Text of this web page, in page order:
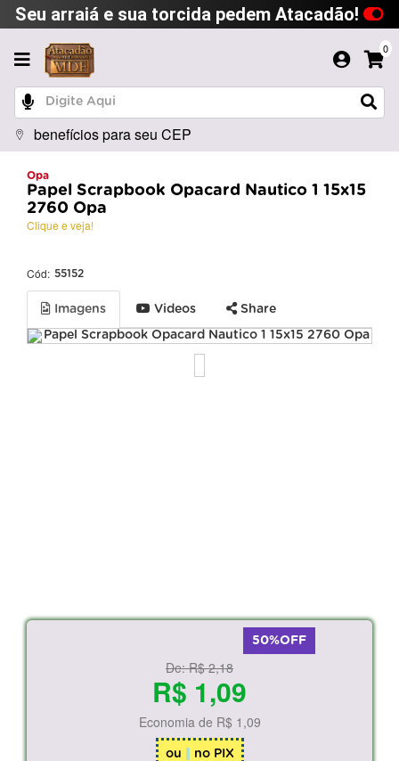
Seu arraiá e sua torcida pedem Atacadão!
0
benefícios para seu CEP
Opa
Papel Scrapbook Opacard Nautico 1 15x15
2760 Opa
Clique e veja!
Cód: 55152
Imagens Videos Share
50%OFF
De:R$ 2,18
R$ 1,09
Economia de R$ 1,09
ou no PIX